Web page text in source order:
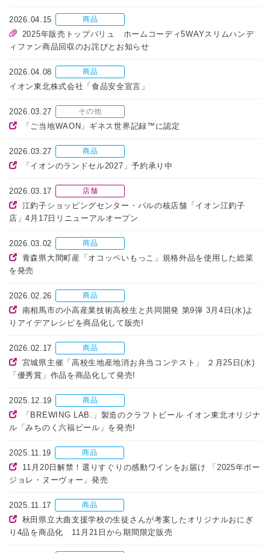
2026.04.15 商品
2025年販売トップバリュ ホームコーディ5WAYスリムハンデ
ィファン商品回収のお詫びとお知らせ
2026.04.08 商品
イオン東北株式会社「食品安全宣言」
2026.03.27 その他
「ご当地WAON」ギネス世界記録™に認定
2026.03.27 商品
「イオンのランドセル2027」予約承り中
2026.03.17 店舗
江釣子ショッピングセンター・パルの核店舗「イオン江釣子
店」4月17日リニューアルオープン
2026.03.02 商品
青森県大間町産「オコッペいもっこ」規格外品を使用した総菜
を発売
2026.02.26 商品
南相馬市の小高産業技術高校生と共同開発 第9弾 3月4日(水)よ
りアイデアレシピを商品化して販売!
2026.02.17 商品
宮城県主催「高校生地産地消お弁当コンテスト」 ２月25日(水)
「優秀賞」作品を商品化して発売!
2025.12.19 商品
「BREWING LAB.」製造のクラフトビール イオン東北オリジナ
ル「みちのく六福ビール」を発売!
2025.11.19 商品
11月20日解禁！選りすぐりの感動ワインをお届け 「2025年ボー
ジョレ・ヌーヴォー」発売
2025.11.17 商品
秋田県立大曲支援学校の生徒さんが考案したオリジナルおにぎ
り4品を商品化 11月21日から期間限定販売